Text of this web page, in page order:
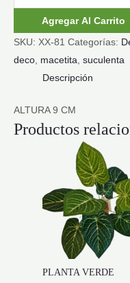
CON
SUCULENTA
cantidad
Agregar Al Carrito
SKU: XX-81 Categorías:
deco macetita suculenta
Descripción
ALTURA 9 CM
Productos
PLANTA VERDE